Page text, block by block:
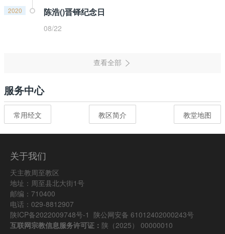
2020 陈浩()晋铎纪念日
08/22
服务中心
常用经文 教区简介 教堂地图
关于我们
天主教周至教区
地址：周至县北大街1号
邮编：710400
电话：029-8812907
陕ICP备2022009748号-1 陕公网安备 61012402000243号
互联网宗教信息服务许可证： 陕（2025） 00000010